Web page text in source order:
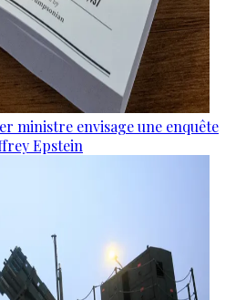
ministre envisage une enquête
Epstein